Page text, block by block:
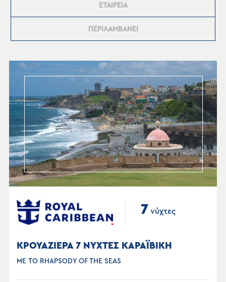
ΕΤΑΙΡΕΙΑ
ΠΕΡΙΛΑΜΒΑΝΕΙ
7 νύχτες
ΚΡΟΥΑΖΙΕΡΑ 7 ΝΥΧΤΕΣ ΚΑΡΑΪΒΙΚΗ
ΜΕ ΤΟ RHAPSODY OF THE SEAS